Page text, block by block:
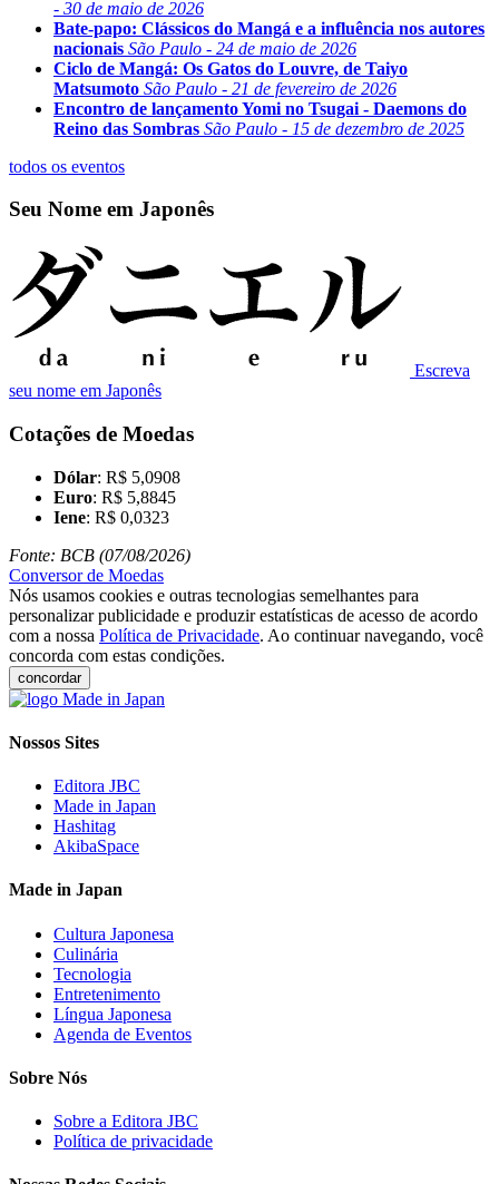
- 30 de maio de 2026
Bate-papo: Clássicos do Mangá e a influência nos autores
nacionais São Paulo - 24 de maio de 2026
Ciclo de Mangá: Os Gatos do Louvre, de Taiyo
Matsumoto São Paulo - 21 de fevereiro de 2026
Encontro de lançamento Yomi no Tsugai - Daemons do
Reino das Sombras São Paulo - 15 de dezembro de 2025
todos os eventos
Seu Nome em Japonês
Escreva
seu nome em Japonês
Cotações de Moedas
Dólar: R$ 5,0908
Euro: R$ 5,8845
Iene: R$ 0,0323
Fonte: BCB (07/08/2026)
Conversor de Moedas
Nós usamos cookies e outras tecnologias semelhantes para
personalizar publicidade e produzir estatísticas de acesso de acordo
com a nossa Política de Privacidade. Ao continuar navegando, você
concorda com estas condições.
concordar
Nossos Sites
Editora JBC
Made in Japan
Hashitag
AkibaSpace
Made in Japan
Cultura Japonesa
Culinária
Tecnologia
Entretenimento
Língua Japonesa
Agenda de Eventos
Sobre Nós
Sobre a Editora JBC
Política de privacidade